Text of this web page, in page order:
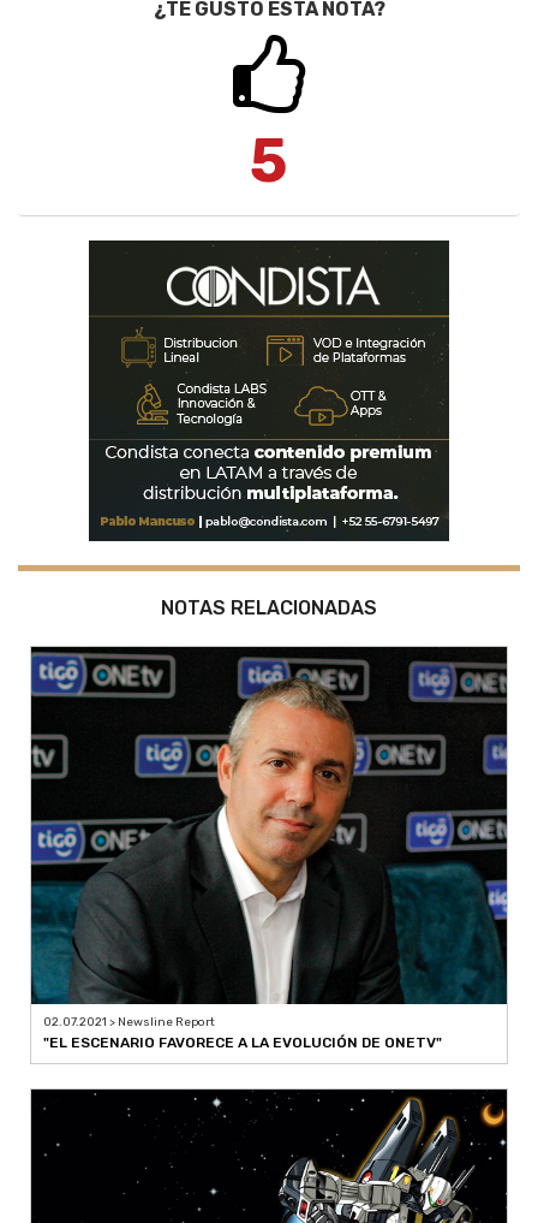
¿TE GUSTÓ ESTA NOTA?
5
NOTAS RELACIONADAS
02.07.2021 > Newsline Report
"EL ESCENARIO FAVORECE A LA EVOLUCIÓN DE ONETV"